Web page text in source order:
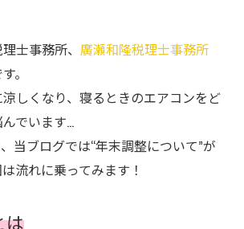
士事務所、 廣瀬和隆税理士事務所
。
しくなり、寝るときのエアコンをど
でいます…
当ブログでは“年末調整について”が
流れに乗ってみます！
は